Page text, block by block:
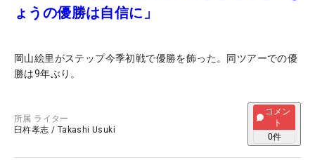
ょうの優勝は自信に」
岡山絵里がステップ今季初戦で優勝を飾った。同ツアーでの優
勝は9年ぶり。
所属 ライター
臼杵孝志 / Takashi Usuki
コメン
ト
0件